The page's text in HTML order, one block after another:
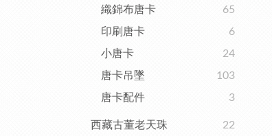
織錦布唐卡
65
印刷唐卡
6
小唐卡
24
唐卡吊墜
103
唐卡配件
3
西藏古董老天珠
22